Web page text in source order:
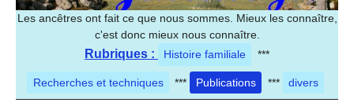
Les ancêtres ont fait ce que nous sommes. Mieux les connaître,
c'est donc mieux nous connaître.
Rubriques : Histoire familiale ***
Recherches et techniques *** Publications *** divers